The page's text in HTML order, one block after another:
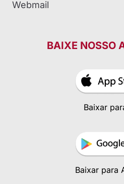
Webmail
BAIXE NOSSO
Baixar
Baixar para